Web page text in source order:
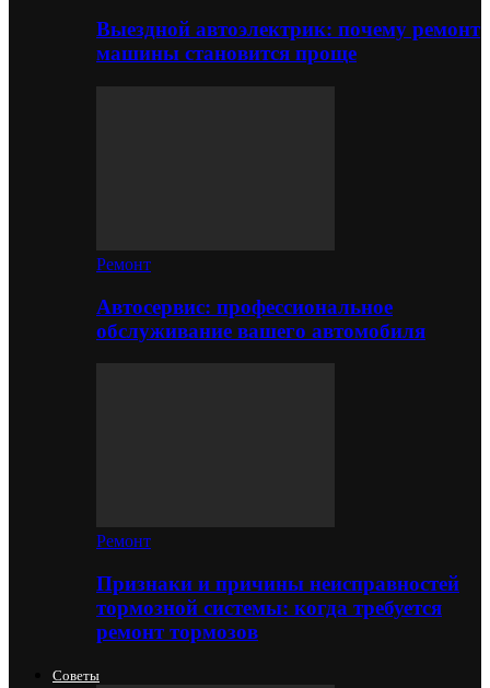
Выездной автоэлектрик: почему ремонт
машины становится проще
Ремонт
Автосервис: профессиональное
обслуживание вашего автомобиля
Ремонт
Признаки и причины неисправностей
тормозной системы: когда требуется
ремонт тормозов
Советы